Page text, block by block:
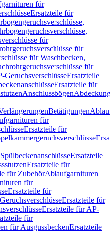
für
Ersatzteile für
für
für
für Waschbecken,
für
GeruchsverschlüsseErsatzteile
Ersatzteile für
Anschlussbögen
Betätigungen
für
Ersatzteile für
SpülbeckenanschlüsseErsatzteile
Ersatzteile für
für ZubehörAblaufgarnituren
für
Ersatzteile für
Ersatzteile für
Ersatzteile für AP-
für
für AusgussbeckenErsatzteile